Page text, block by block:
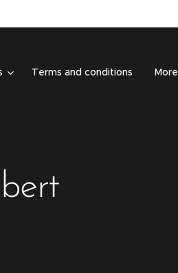
Terms and conditions More